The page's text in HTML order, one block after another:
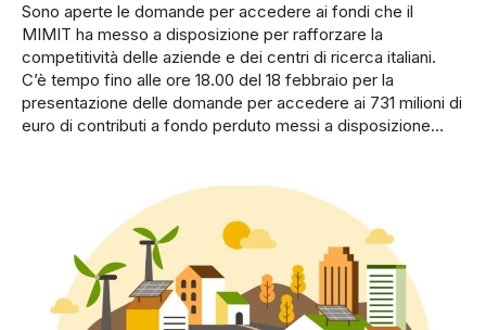
Sono aperte le domande per accedere ai fondi che il
MIMIT ha messo a disposizione per rafforzare la
competitività delle aziende e dei centri di ricerca italiani.
C’è tempo fino alle ore 18.00 del 18 febbraio per la
presentazione delle domande per accedere ai 731 milioni di
euro di contributi a fondo perduto messi a disposizione…